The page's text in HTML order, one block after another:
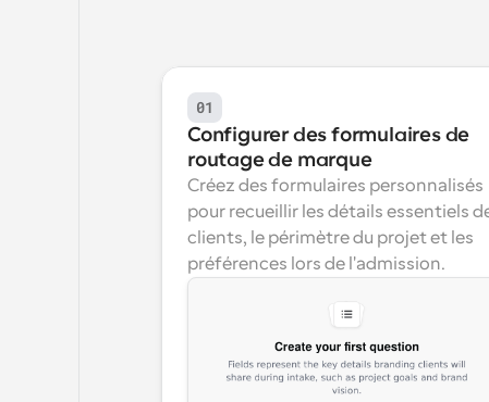
01
Configurer des formulaires de
routage de marque
Créez des formulaires personnalisés
pour recueillir les détails essentiels
clients, le périmètre du projet et les
préférences lors de l'admission.